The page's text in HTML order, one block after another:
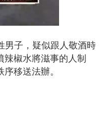
男子，疑似跟人敬酒時
椒水將滋事的人制
移送法辦。